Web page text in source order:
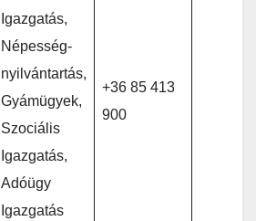
Igazgatás,
Népesség-
nyilvántartás,
Gyámügyek,
Szociális
Igazgatás,
Adóügy
Igazgatás
+36 85 413
900